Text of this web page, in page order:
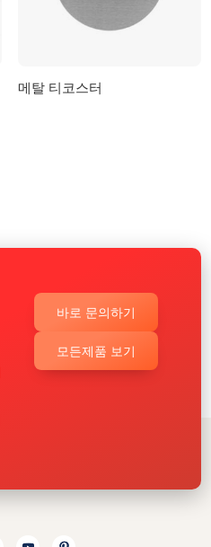
메탈 티코스터
바로 문의하기
모든제품 보기